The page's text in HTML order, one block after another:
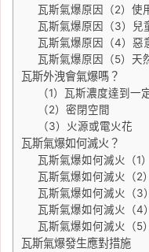
瓦斯氣爆原因（2）使
瓦斯氣爆原因（3）兒
瓦斯氣爆原因（4）惡
瓦斯氣爆原因（5）天
瓦斯外洩會氣爆嗎？
（1）瓦斯濃度達到一
（2）密閉空間
（3）火源或電火花
瓦斯氣爆如何滅火？
瓦斯氣爆如何滅火（1
瓦斯氣爆如何滅火（2
瓦斯氣爆如何滅火（3
瓦斯氣爆如何滅火（4
瓦斯氣爆如何滅火（5
瓦斯氣爆發生應對措施